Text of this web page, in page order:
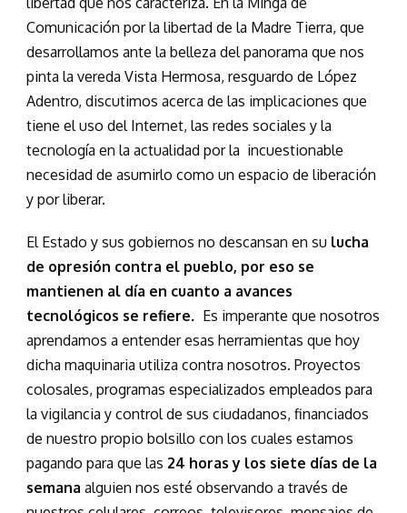
Comunicación por la libertad de la Madre Tierra, que
desarrollamos ante la belleza del panorama que nos
pinta la vereda Vista Hermosa, resguardo de López
Adentro, discutimos acerca de las implicaciones que
tiene el uso del Internet, las redes sociales y la
tecnología en la actualidad por la incuestionable
necesidad de asumirlo como un espacio de liberación
y por liberar.
El Estado y sus gobiernos no descansan en su lucha
de opresión contra el pueblo, por eso se
mantienen al día en cuanto a avances
tecnológicos se refiere. Es imperante que nosotros
aprendamos a entender esas herramientas que hoy
dicha maquinaria utiliza contra nosotros. Proyectos
colosales, programas especializados empleados para
la vigilancia y control de sus ciudadanos, financiados
de nuestro propio bolsillo con los cuales estamos
pagando para que las 24 horas y los siete días de la
semana alguien nos esté observando a través de